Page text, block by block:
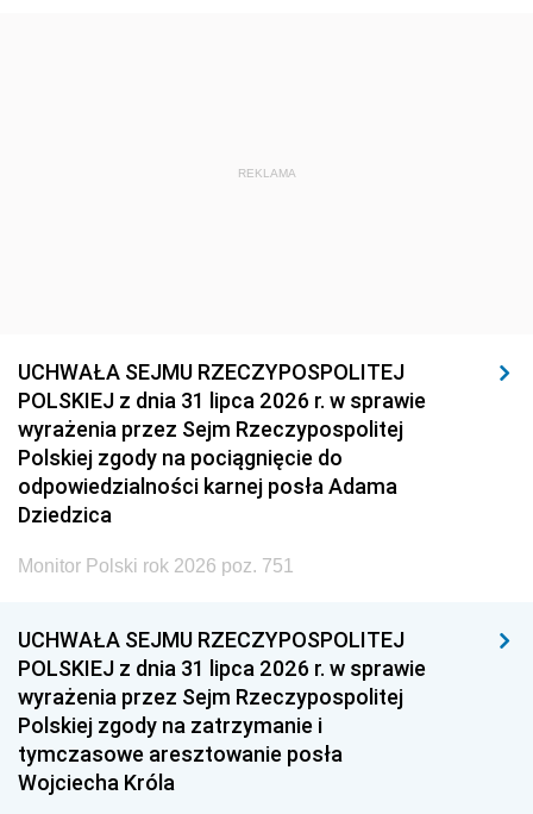
REKLAMA
UCHWAŁA SEJMU RZECZYPOSPOLITEJ
POLSKIEJ z dnia 31 lipca 2026 r. w sprawie
wyrażenia przez Sejm Rzeczypospolitej
Polskiej zgody na pociągnięcie do
odpowiedzialności karnej posła Adama
Dziedzica
Monitor Polski rok 2026 poz. 751
UCHWAŁA SEJMU RZECZYPOSPOLITEJ
POLSKIEJ z dnia 31 lipca 2026 r. w sprawie
wyrażenia przez Sejm Rzeczypospolitej
Polskiej zgody na zatrzymanie i
tymczasowe aresztowanie posła
Wojciecha Króla